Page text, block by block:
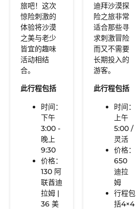
旅吧！这次
惊险刺激的
体验将沙漠
之美与老少
皆宜的趣味
活动相结
合。
此行程包括
时间：
下午
3:00 -
晚上
9:30
价格：
130 阿
联酋迪
拉姆 |
36 美
迪拜沙漠探
险之旅非常
适合那些寻
求刺激冒险
而又不需要
长期投入的
游客。
此行程包括
时间：
上午
5:00 /
灵活
价格：
650
迪拉
姆
行程包
括4×4